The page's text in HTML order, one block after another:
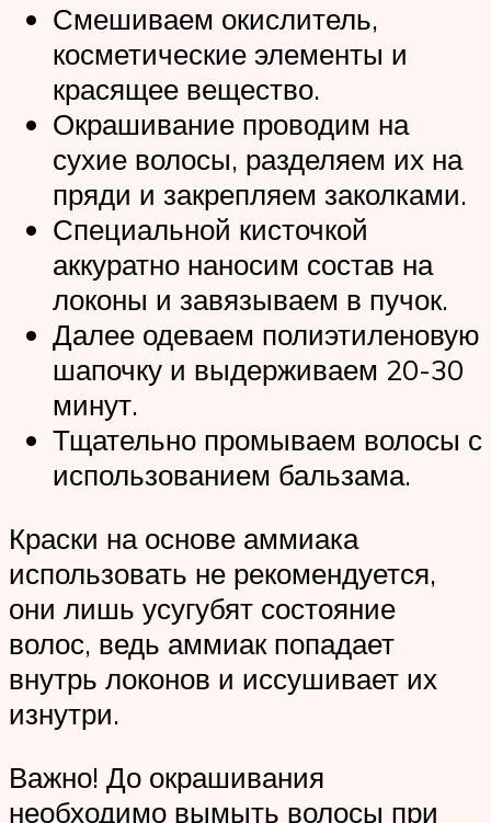
Смешиваем окислитель,
косметические элементы и
красящее вещество.
Окрашивание проводим на
сухие волосы, разделяем их на
пряди и закрепляем заколками.
Специальной кисточкой
аккуратно наносим состав на
локоны и завязываем в пучок.
Далее одеваем полиэтиленовую
шапочку и выдерживаем 20-30
минут.
Тщательно промываем волосы с
использованием бальзама.
Краски на основе аммиака
использовать не рекомендуется,
они лишь усугубят состояние
волос, ведь аммиак попадает
внутрь локонов и иссушивает их
изнутри.
Важно! До окрашивания
необходимо вымыть волосы при